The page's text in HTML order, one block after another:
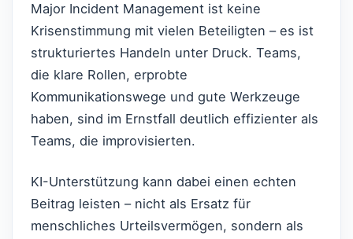
Major Incident Management ist keine
Krisenstimmung mit vielen Beteiligten – es ist
strukturiertes Handeln unter Druck. Teams,
die klare Rollen, erprobte
Kommunikationswege und gute Werkzeuge
haben, sind im Ernstfall deutlich effizienter als
Teams, die improvisierten.
KI-Unterstützung kann dabei einen echten
Beitrag leisten – nicht als Ersatz für
menschliches Urteilsvermögen, sondern als